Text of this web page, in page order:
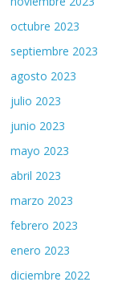
octubre 2023
septiembre 2023
agosto 2023
julio 2023
junio 2023
mayo 2023
abril 2023
marzo 2023
febrero 2023
enero 2023
diciembre 2022